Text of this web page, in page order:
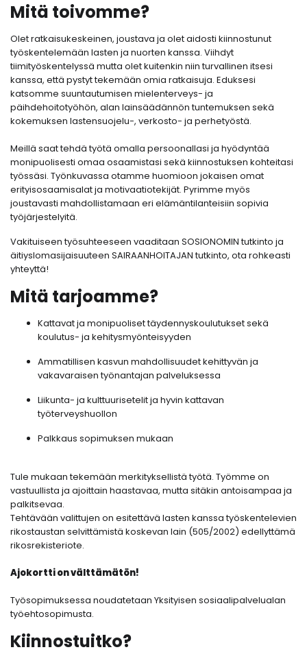
Mitä toivomme?
Olet ratkaisukeskeinen, joustava ja olet aidosti kiinnostunut
työskentelemään lasten ja nuorten kanssa. Viihdyt
tiimityöskentelyssä mutta olet kuitenkin niin turvallinen itsesi
kanssa, että pystyt tekemään omia ratkaisuja. Eduksesi
katsomme suuntautumisen mielenterveys- ja
päihdehoitotyöhön, alan lainsäädännön tuntemuksen sekä
kokemuksen lastensuojelu-, verkosto- ja perhetyöstä.
Meillä saat tehdä työtä omalla persoonallasi ja hyödyntää
monipuolisesti omaa osaamistasi sekä kiinnostuksen kohteitasi
työssäsi. Työnkuvassa otamme huomioon jokaisen omat
erityisosaamisalat ja motivaatiotekijät. Pyrimme myös
joustavasti mahdollistamaan eri elämäntilanteisiin sopivia
työjärjestelyitä.
Vakituiseen työsuhteeseen vaaditaan SOSIONOMIN tutkinto ja
äitiyslomasijaisuuteen SAIRAANHOITAJAN tutkinto, ota rohkeasti
yhteyttä!
Mitä tarjoamme?
Kattavat ja monipuoliset täydennyskoulutukset sekä
koulutus- ja kehitysmyönteisyyden
Ammatillisen kasvun mahdollisuudet kehittyvän ja
vakavaraisen työnantajan palveluksessa
Liikunta- ja kulttuurisetelit ja hyvin kattavan
työterveyshuollon
Palkkaus sopimuksen mukaan
Tule mukaan tekemään merkityksellistä työtä. Työmme on
vastuullista ja ajoittain haastavaa, mutta sitäkin antoisampaa ja
palkitsevaa.
Tehtävään valittujen on esitettävä lasten kanssa työskentelevien
rikostaustan selvittämistä koskevan lain (505/2002) edellyttämä
rikosrekisteriote.
Ajokortti on välttämätön!
Työsopimuksessa noudatetaan Yksityisen sosiaalipalvelualan
työehtosopimusta.
Kiinnostuitko?